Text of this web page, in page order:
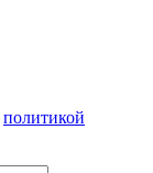
политикой